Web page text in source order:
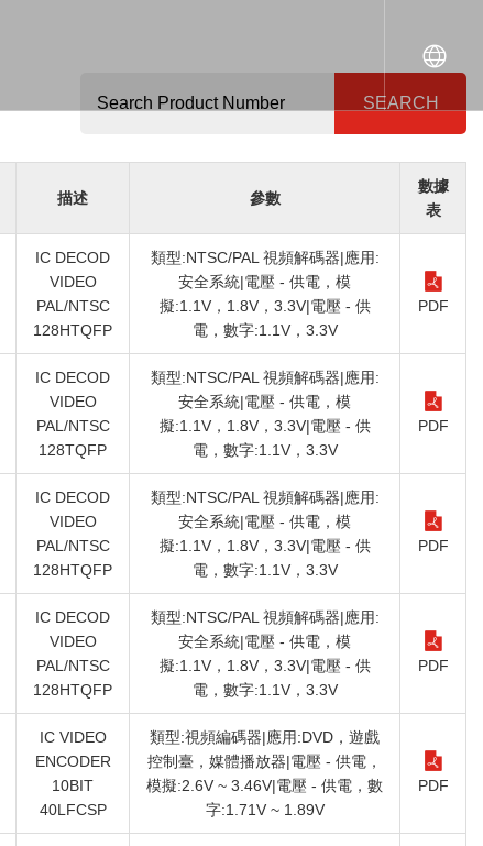
SEARCH
描述 參數
數據
表
IC DECOD
VIDEO
PAL/NTSC
128HTQFP
類型:NTSC/PAL 視頻解碼器|應用:
安全系統|電壓 - 供電，模
擬:1.1V，1.8V，3.3V|電壓 - 供
電，數字:1.1V，3.3V
PDF
IC DECOD
VIDEO
PAL/NTSC
128TQFP
類型:NTSC/PAL 視頻解碼器|應用:
安全系統|電壓 - 供電，模
擬:1.1V，1.8V，3.3V|電壓 - 供
電，數字:1.1V，3.3V
PDF
IC DECOD
VIDEO
PAL/NTSC
128HTQFP
類型:NTSC/PAL 視頻解碼器|應用:
安全系統|電壓 - 供電，模
擬:1.1V，1.8V，3.3V|電壓 - 供
電，數字:1.1V，3.3V
PDF
IC DECOD
VIDEO
PAL/NTSC
128HTQFP
類型:NTSC/PAL 視頻解碼器|應用:
安全系統|電壓 - 供電，模
擬:1.1V，1.8V，3.3V|電壓 - 供
電，數字:1.1V，3.3V
PDF
IC VIDEO
ENCODER
10BIT
40LFCSP
類型:視頻編碼器|應用:DVD，遊戲
控制臺，媒體播放器|電壓 - 供電，
模擬:2.6V ~ 3.46V|電壓 - 供電，數
字:1.71V ~ 1.89V
PDF